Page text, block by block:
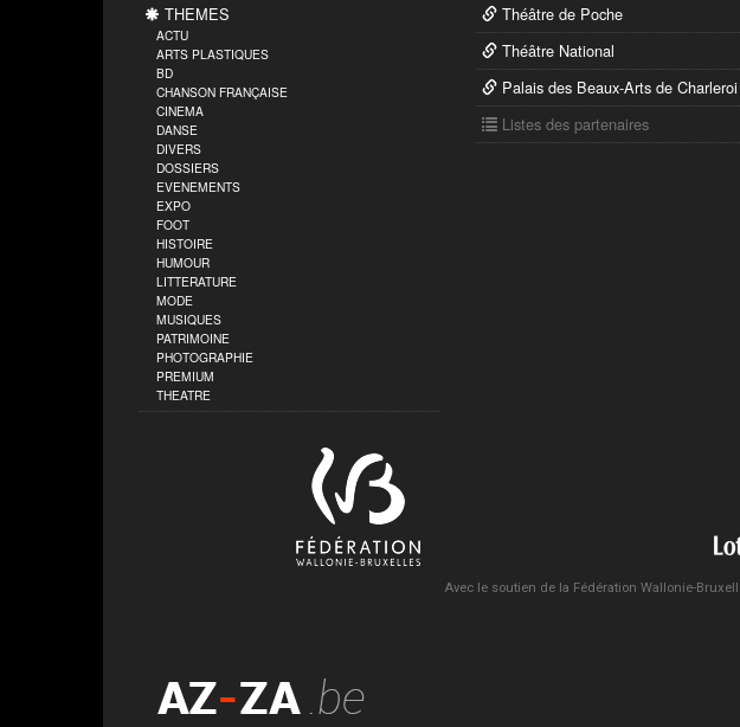
THEMES
ACTU
ARTS PLASTIQUES
BD
CHANSON FRANÇAISE
CINEMA
DANSE
DIVERS
DOSSIERS
EVENEMENTS
EXPO
FOOT
HISTOIRE
HUMOUR
LITTERATURE
MODE
MUSIQUES
PATRIMOINE
PHOTOGRAPHIE
PREMIUM
THEATRE
Théâtre de Poche
Théâtre National
Palais des Beaux-Arts de Charleroi
Listes des partenaires
Avec le soutien de la Fédération Wallonie-